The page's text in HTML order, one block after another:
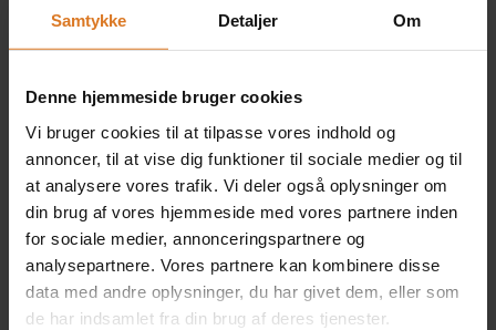
Samtykke Detaljer Om
Denne hjemmeside bruger cookies
Vi bruger cookies til at tilpasse vores indhold og
annoncer, til at vise dig funktioner til sociale medier og til
at analysere vores trafik. Vi deler også oplysninger om
din brug af vores hjemmeside med vores partnere inden
for sociale medier, annonceringspartnere og
analysepartnere. Vores partnere kan kombinere disse
data med andre oplysninger, du har givet dem, eller som
de har indsamlet fra din brug af deres tjenester.
Værelse
1 x Dobbeltværelse med
balkon/terasse
Inkluderet i rejsens pris
(Kun på forespørgsel)
Læs mere »